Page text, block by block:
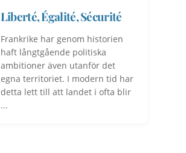
Liberté, Égalité, Sécurité
Frankrike har genom historien
haft långtgående politiska
ambitioner även utanför det
egna territoriet. I modern tid har
detta lett till att landet i ofta blir
...